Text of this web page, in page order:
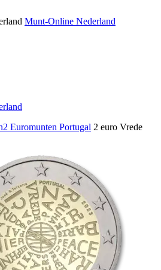
Munt-Online Nederland
2 Euromunten Portugal 2 euro Vrede